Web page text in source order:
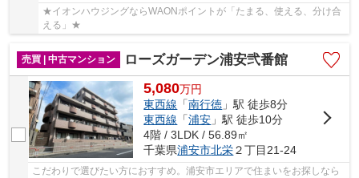
★イオンハウジングならWAONポイントが「たまる、使える、分け合
える」★
売買 | 中古マンション ローズガーデン浦安弐番館
5,080万円
東西線 「南行徳 」駅 徒歩8分
東西線 「浦安 」駅 徒歩10分
4階 / 3LDK / 56.89㎡
千葉県浦安市北栄２丁目21-24
こだわりで選びたい方におすすめ。浦安市エリアで住まいをお探しなら